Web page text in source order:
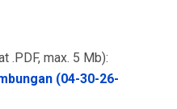
.PDF, max. 5 Mb):
(04-30-26-